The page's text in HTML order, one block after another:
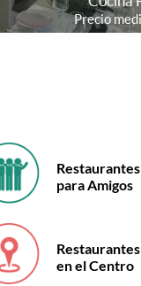
Restaurantes
para Amigos
Restaurantes
en el Centro